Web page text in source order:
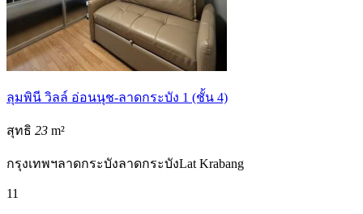
ลุมพินี วิลล์ อ่อนนุช-ลาดกระบัง 1 (ชั้น 4)
สุทธิ 23 m²
กรุงเทพฯลาดกระบังลาดกระบังLat Krabang
11